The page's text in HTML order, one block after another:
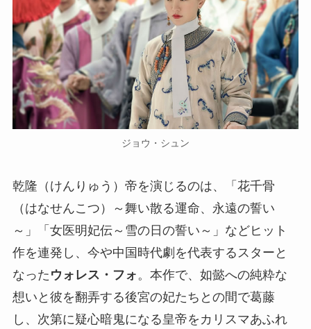
ジョウ・シュン
乾隆（けんりゅう）帝を演じるのは、「花千骨
（はなせんこつ）～舞い散る運命、永遠の誓い
～」「女医明妃伝～雪の日の誓い～」などヒット
作を連発し、今や中国時代劇を代表するスターと
なった ウォレス・フォ。本作で、如懿への純粋な
想いと彼を翻弄する後宮の妃たちとの間で葛藤
し、次第に疑心暗鬼になる皇帝をカリスマあふれ